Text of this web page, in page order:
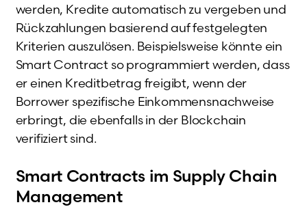
werden, Kredite automatisch zu vergeben und
Rückzahlungen basierend auf festgelegten
Kriterien auszulösen. Beispielsweise könnte ein
Smart Contract so programmiert werden, dass
er einen Kreditbetrag freigibt, wenn der
Borrower spezifische Einkommensnachweise
erbringt, die ebenfalls in der Blockchain
verifiziert sind.
Smart Contracts im Supply Chain
Management